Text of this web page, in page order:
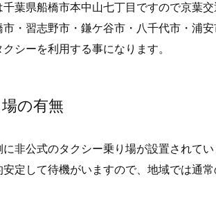
葉県船橋市本中山七丁目ですので京葉交
・習志野市・鎌ケ谷市・八千代市・浦
シーを利用する事になります。
の有無
非公式のタクシー乗り場が設置されてい
定して待機がいますので、地域では通